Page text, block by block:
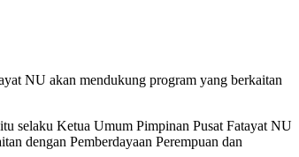
NU akan mendukung program yang berkaitan
selaku Ketua Umum Pimpinan Pusat Fatayat NU
dengan Pemberdayaan Perempuan dan